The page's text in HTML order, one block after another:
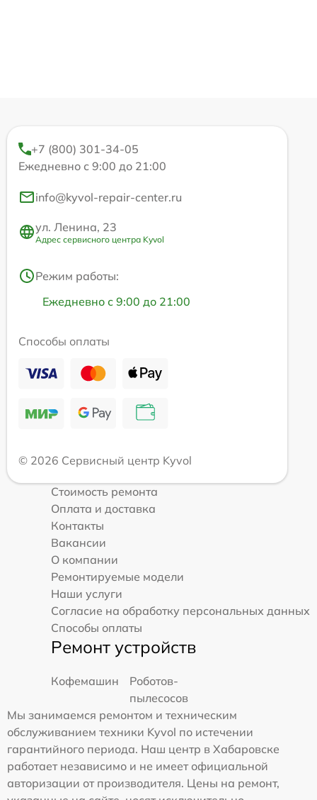
+7 (800) 301-34-05
Ежедневно с 9:00 до 21:00
info@kyvol-repair-center.ru
ул. Ленина, 23
Адрес сервисного центра Kyvol
Режим работы:
Ежедневно с 9:00 до 21:00
Способы оплаты
© 2026 Сервисный центр Kyvol
Стоимость ремонта
Оплата и доставка
Контакты
Вакансии
О компании
Ремонтируемые модели
Наши услуги
Согласие на обработку персональных данных
Способы оплаты
Ремонт устройств
Кофемашин
Роботов-
пылесосов
Мы занимаемся ремонтом и техническим
обслуживанием техники Kyvol по истечении
гарантийного периода. Наш центр в Хабаровске
работает независимо и не имеет официальной
авторизации от производителя. Цены на ремонт,